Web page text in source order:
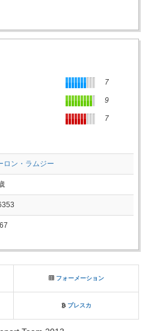
7
9
7
ロン・ラムジー
フォーメーション
プレスカ